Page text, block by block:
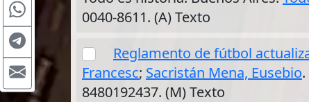
0040-8611. (A) Texto
Reglamento de fútbol
Francesc; Sacristán Mena, Eusebio
8480192437. (M) Texto